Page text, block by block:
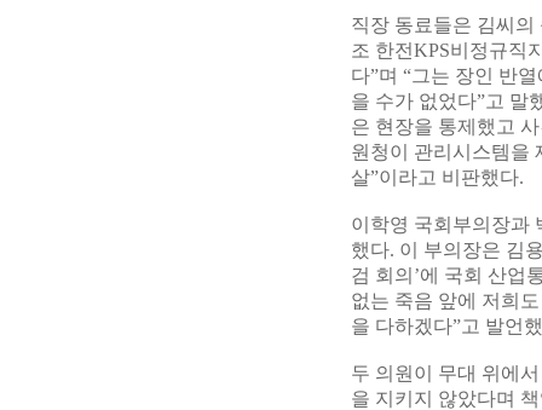
직장 동료들은 김씨의
조 한전KPS비정규직
다”며 “그는 장인 반
을 수가 없었다”고 말
은 현장을 통제했고
원청이 관리시스템을
살”이라고 비판했다.
이학영 국회부의장과
했다. 이 부의장은 김
검 회의’에 국회 산업
없는 죽음 앞에 저희
을 다하겠다”고 발언
두 의원이 무대 위에
을 지키지 않았다며